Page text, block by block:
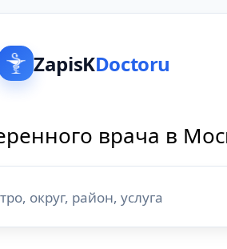
ZapisKDoctoru
врача в